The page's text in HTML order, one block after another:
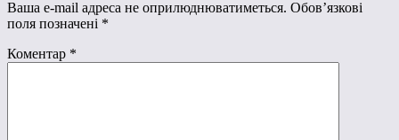
Ваша e-mail адреса не оприлюднюватиметься. Обов’язкові
поля позначені *
Коментар *